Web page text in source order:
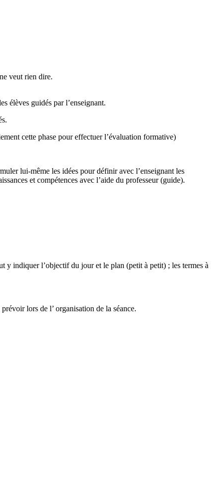
veut rien dire.
élèves guidés par l’enseignant.
cette phase pour effectuer l’évaluation formative)
lui-même les idées pour définir avec l’enseignant les
et compétences avec l’aide du professeur (guide).
y indiquer l’objectif du jour et le plan (petit à petit) ; les termes à
lors de l’ organisation de la séance.